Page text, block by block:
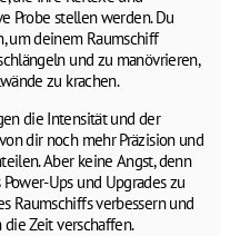
Probe stellen werden. Du
um deinem Raumschiff
und zu manövrieren,
zu krachen.
die Intensität und der
dir noch mehr Präzision und
Aber keine Angst, denn
Ups und Upgrades zu
Raumschiffs verbessern und
Zeit verschaffen.